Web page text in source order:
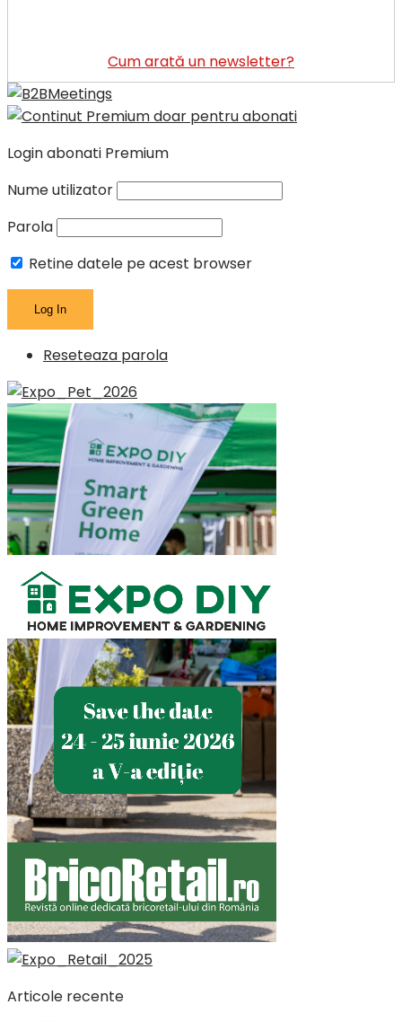
Cum arată un newsletter?
Login abonati Premium
Nume utilizator
Parola
Retine datele pe acest browser
Reseteaza parola
Articole recente